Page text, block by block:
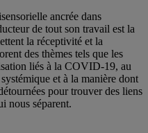
ancrée dans
de tout son travail est la
la réceptivité et la
des thèmes tels que les
liés à la COVID-19, au
et à la manière dont
pour trouver des liens
nous séparent.